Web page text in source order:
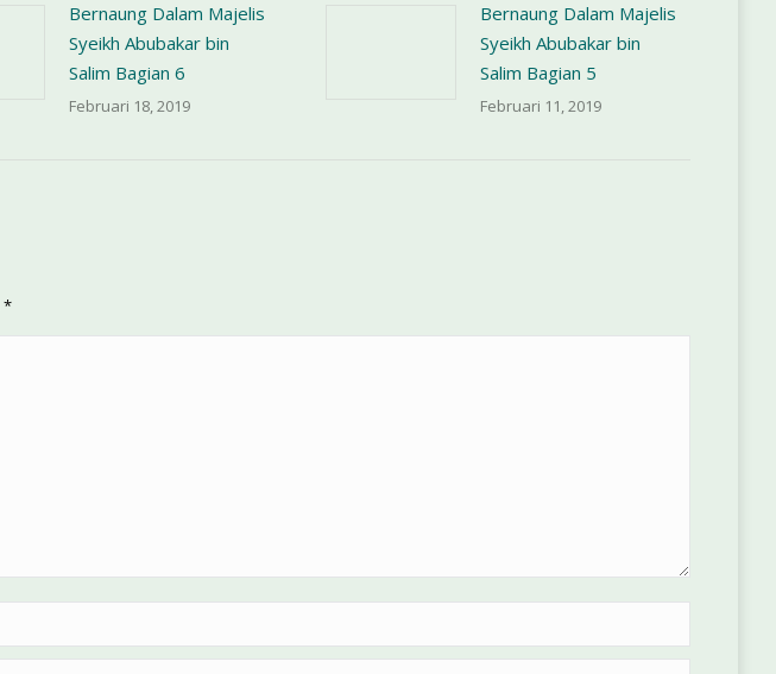
Bernaung Dalam Majelis
Syeikh Abubakar bin
Salim Bagian 6
Februari 18, 2019
Bernaung Dalam Majelis
Syeikh Abubakar bin
Salim Bagian 5
Februari 11, 2019
*